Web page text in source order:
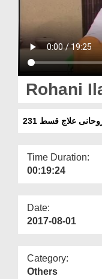
Donation
Magazine
Departments
More
Rohani
علاج قسط 231
Time Duration:
00:19:24
Date:
2017-08-01
Category:
Others